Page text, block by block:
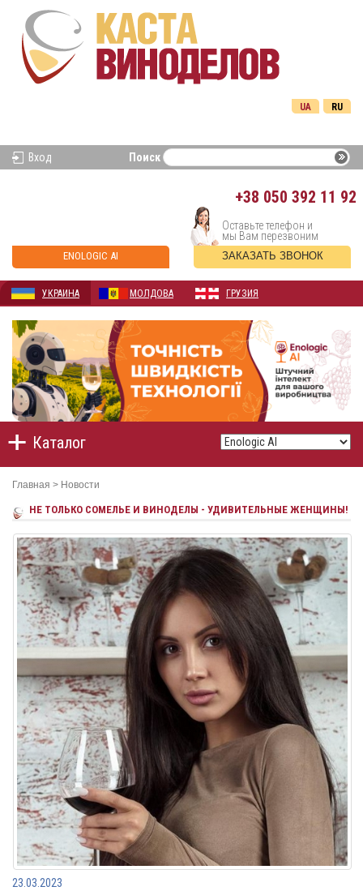
RU
UA
Вход Поиск
+38 050 392 11 92
ENOLOGIC AI
Оставьте телефон и
мы Вам перезвоним
ЗАКАЗАТЬ ЗВОНОК
УКРАИНА МОЛДОВА ГРУЗИЯ
Каталог
Главная > Новости
НЕ ТОЛЬКО СОМЕЛЬЕ И ВИНОДЕЛЫ - УДИВИТЕЛЬНЫЕ ЖЕНЩИНЫ!
23.03.2023